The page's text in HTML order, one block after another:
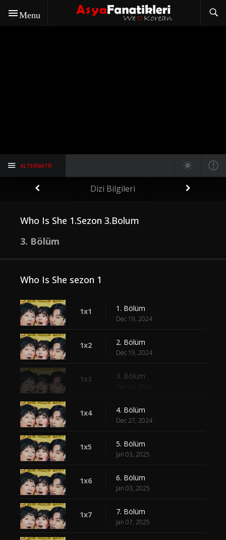
Menu
ALTERNATIF
Dizi Bilgileri
Who Is She 1.Sezon 3.Bolum
3. Bölüm
Who Is She sezon 1
1x1 1. Bölüm
Dec 19, 2024
1x2 2. Bölüm
Dec 19, 2024
1x3 3. Bölüm
1x4 4. Bölüm
Dec 27, 2024
1x5 5. Bölüm
Jan 03, 2025
1x6 6. Bölüm
Jan 03, 2025
1x7 7. Bölüm
Jan 07, 2025